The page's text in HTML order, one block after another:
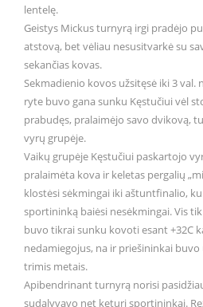
lentelę.
Geistys Mickus turnyrą irgi pradėjo
atstovą, bet vėliau nesusitvarkė su
sekančias kovas.
Sekmadienio kovos užsitęsė iki 3 val.
ryte buvo gana sunku Kęstučiui vėl
prabudęs, pralaimėjo savo dvikovą,
vyrų grupėje.
Vaikų grupėje Kęstučiui paskartojo
pralaimėta kova ir keletas pergalių
klostėsi sėkmingai iki aštuntfinalio,
sportininką baiėsi nesėkmingai. Vis
buvo tikrai sunku kovoti esant +32C
nedamiegojus, na ir priešininkai
trimis metais.
Apibendrinant turnyrą norisi
sudalyvavo net keturi sportininkai.